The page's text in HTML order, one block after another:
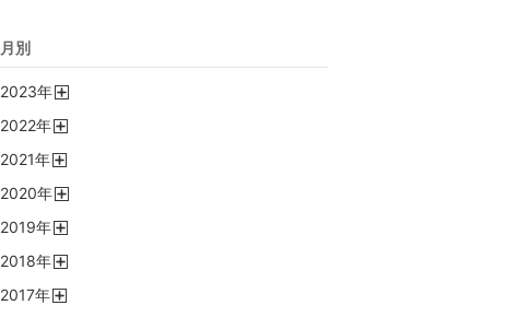
月別
2023年
2022年
2021年
2020年
2019年
2018年
2017年